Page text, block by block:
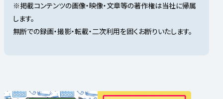
※掲載コンテンツの画像・映像・文章等の著作権は当社に帰属
します。
無断での録画・撮影・転載・二次利用を固くお断りいたします。